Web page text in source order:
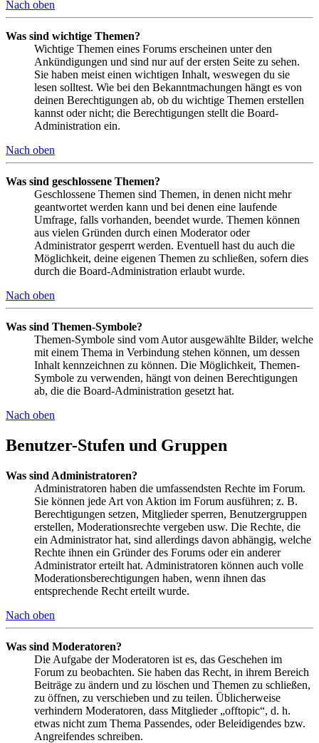
Nach oben
Was sind wichtige Themen?
Wichtige Themen eines Forums erscheinen unter den
Ankündigungen und sind nur auf der ersten Seite zu sehen.
Sie haben meist einen wichtigen Inhalt, weswegen du sie
lesen solltest. Wie bei den Bekanntmachungen hängt es von
deinen Berechtigungen ab, ob du wichtige Themen erstellen
kannst oder nicht; die Berechtigungen stellt die Board-
Administration ein.
Nach oben
Was sind geschlossene Themen?
Geschlossene Themen sind Themen, in denen nicht mehr
geantwortet werden kann und bei denen eine laufende
Umfrage, falls vorhanden, beendet wurde. Themen können
aus vielen Gründen durch einen Moderator oder
Administrator gesperrt werden. Eventuell hast du auch die
Möglichkeit, deine eigenen Themen zu schließen, sofern dies
durch die Board-Administration erlaubt wurde.
Nach oben
Was sind Themen-Symbole?
Themen-Symbole sind vom Autor ausgewählte Bilder, welche
mit einem Thema in Verbindung stehen können, um dessen
Inhalt kennzeichnen zu können. Die Möglichkeit, Themen-
Symbole zu verwenden, hängt von deinen Berechtigungen
ab, die die Board-Administration gesetzt hat.
Nach oben
Benutzer-Stufen und Gruppen
Was sind Administratoren?
Administratoren haben die umfassendsten Rechte im Forum.
Sie können jede Art von Aktion im Forum ausführen; z. B.
Berechtigungen setzen, Mitglieder sperren, Benutzergruppen
erstellen, Moderationsrechte vergeben usw. Die Rechte, die
ein Administrator hat, sind allerdings davon abhängig, welche
Rechte ihnen ein Gründer des Forums oder ein anderer
Administrator erteilt hat. Administratoren können auch volle
Moderationsberechtigungen haben, wenn ihnen das
entsprechende Recht erteilt wurde.
Nach oben
Was sind Moderatoren?
Die Aufgabe der Moderatoren ist es, das Geschehen im
Forum zu beobachten. Sie haben das Recht, in ihrem Bereich
Beiträge zu ändern und zu löschen und Themen zu schließen,
zu öffnen, zu verschieben und zu teilen. Üblicherweise
verhindern Moderatoren, dass Mitglieder „offtopic“, d. h.
etwas nicht zum Thema Passendes, oder Beleidigendes bzw.
Angreifendes schreiben.